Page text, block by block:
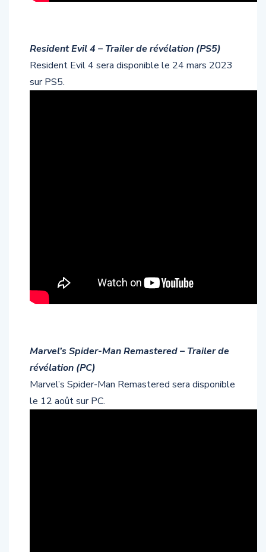
Resident Evil 4 – Trailer de révélation (PS5)
Resident Evil 4 sera disponible le 24 mars 2023
sur PS5.
Marvel’s Spider-Man Remastered – Trailer de
révélation (PC)
Marvel’s Spider-Man Remastered sera disponible
le 12 août sur PC.